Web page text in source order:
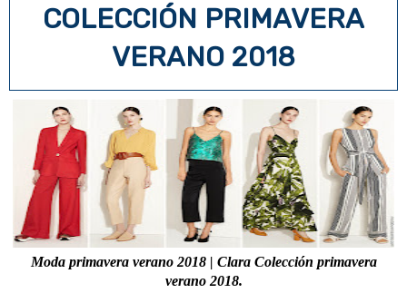
COLECCIÓN PRIMAVERA
VERANO 2018
Moda primavera verano 2018 | Clara Colección primavera
verano 2018.